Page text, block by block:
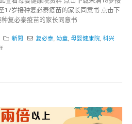
17岁接种复必泰疫苗的家长同意书 点击下
复必泰疫苗的家长同意书
新聞 复必泰,幼童,母婴健康院,科兴